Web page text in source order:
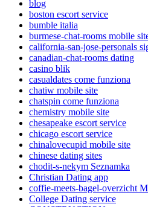
blog
boston escort service
bumble italia
burmese-chat-rooms mobile
california-san-jose-personals
canadian-chat-rooms dating
casino blik
casualdates come funziona
chatiw mobile site
chatspin come funziona
chemistry mobile site
chesapeake escort service
chicago escort service
chinalovecupid mobile site
chinese dating sites
chodit-s-nekym Seznamka
Christian Dating app
coffie-meets-bagel-overzicht
College Dating service